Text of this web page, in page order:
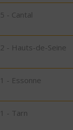
- Cantal
- Hauts-de-Seine
- Essonne
- Tarn